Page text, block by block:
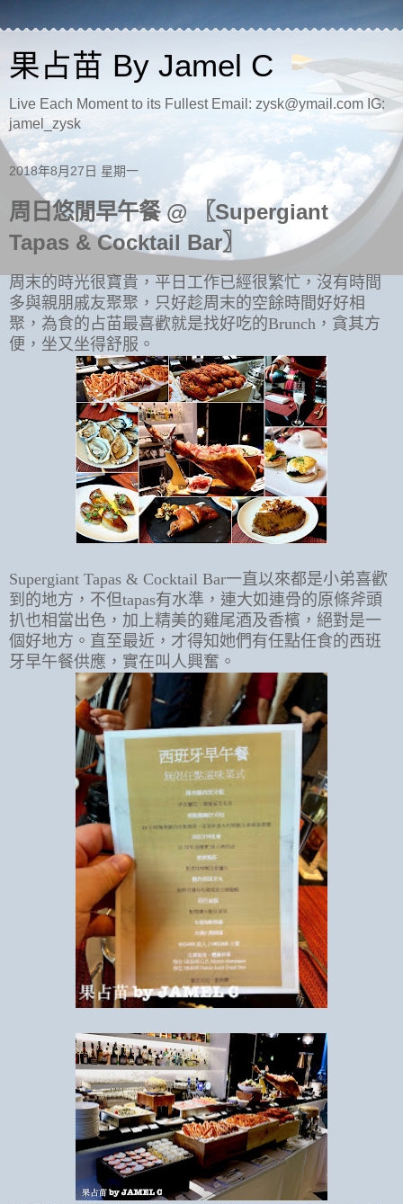
果占苗 By Jamel C
Live Each Moment to its Fullest Email: zysk@ymail.com IG:
jamel_zysk
2018年8月27日 星期一
周日悠閒早午餐 @ 〖Supergiant
Tapas & Cocktail Bar〗
周末的時光很寶貴，平日工作已經很繁忙，沒有時間
多與親朋戚友聚聚，只好趁周末的空餘時間好好相
聚，為食的占苗最喜歡就是找好吃的Brunch，貪其方
便，坐又坐得舒服。
Supergiant Tapas & Cocktail Bar一直以來都是小弟喜歡
到的地方，不但tapas有水準，連大如連骨的原條斧頭
扒也相當出色，加上精美的雞尾酒及香檳，絕對是一
個好地方。直至最近，才得知她們有任點任食的西班
牙早午餐供應，實在叫人興奮。